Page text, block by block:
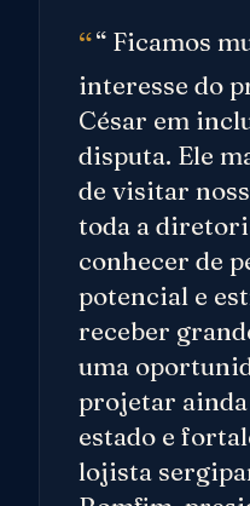
“ Ficamos
interesse do
César em
disputa. Ele
de visitar
toda a
conhecer de
potencial e
receber
uma
projetar
estado e
lojista